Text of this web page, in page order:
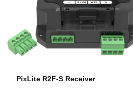
PixLite R2F-S Receiver